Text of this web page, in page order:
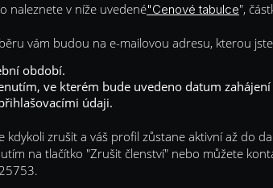
naleznete v níže uvedené"Cenové tabulce",
vám budou na e-mailovou adresu, kterou
období.
ve kterém bude uvedeno datum
údaji.
kdykoli zrušit a váš profil zůstane aktivní až do
na tlačítko "Zrušit členství" nebo můžete